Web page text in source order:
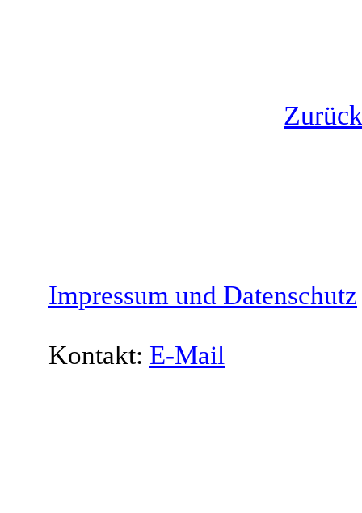
Impressum und Datenschutz
Kontakt: E-Mail